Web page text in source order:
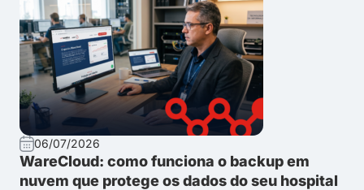
06/07/2026
WareCloud: como funciona o backup em
nuvem que protege os dados do seu hospital